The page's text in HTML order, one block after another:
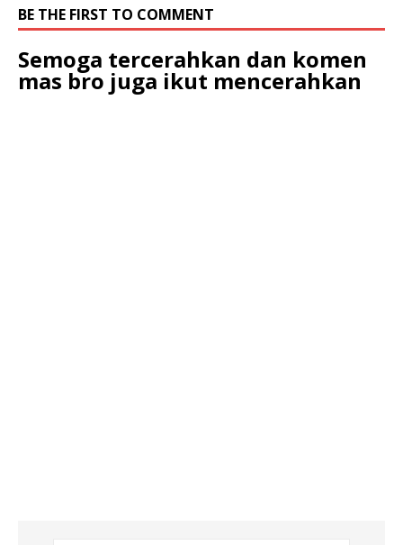
BE THE FIRST TO COMMENT
Semoga tercerahkan dan komen
mas bro juga ikut mencerahkan